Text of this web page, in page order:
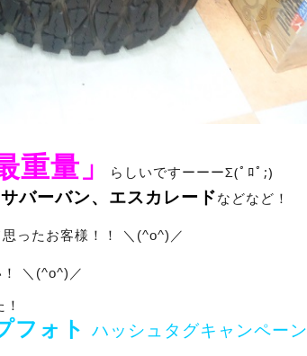
重量」 らしいですーーーΣ(ﾟﾛﾟ;)
バーバン、エスカレードなどなど！
思ったお客様！！ ＼(^o^)／
＼(^o^)／
フォト ハッシュタグキャンペーン